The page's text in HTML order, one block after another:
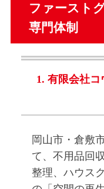
vegl
ファースト
専門体制
1. 有限会社
岡山市・倉敷
て、不用品回
整理、ハウス